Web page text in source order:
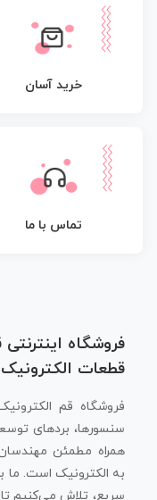
خرید آسان
تماس با ما
فروشگاه
قطعات
فروشگاه قم
سنسورها، بردهای
همراه مطمئن
به الکترونیک است.
سریع، تلاش می‌کنیم تا